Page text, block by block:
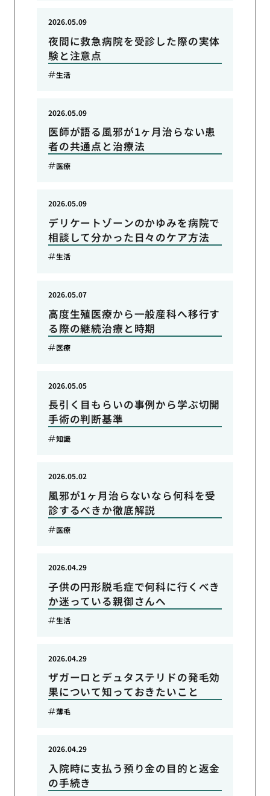
夜間に救急病院を受診した際の実体
験と注意点
2026.05.09
生活
医師が語る風邪が1ヶ月治らない患
者の共通点と治療法
2026.05.09
医療
デリケートゾーンのかゆみを病院で
相談して分かった日々のケア方法
2026.05.09
生活
高度生殖医療から一般産科へ移行す
る際の継続治療と時期
2026.05.07
医療
長引く目もらいの事例から学ぶ切開
手術の判断基準
2026.05.05
知識
風邪が1ヶ月治らないなら何科を受
診するべきか徹底解説
2026.05.02
医療
子供の円形脱毛症で何科に行くべき
か迷っている親御さんへ
2026.04.29
生活
ザガーロとデュタステリドの発毛効
果について知っておきたいこと
2026.04.29
薄毛
入院時に支払う預り金の目的と返金
の手続き
2026.04.29